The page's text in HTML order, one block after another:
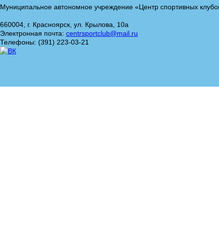
Муниципальное автономное учреждение «Центр спортивных
660004, г. Красноярск, ул. Крылова, 10а
Электронная почта: centrsportclub@mail.ru
Телефоны: (391) 223-03-21